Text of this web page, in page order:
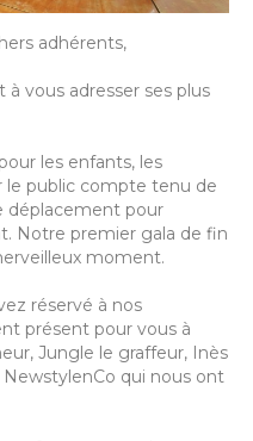
adhérents,
vous adresser ses plus
les enfants, les
public compte tenu de
déplacement pour
Notre premier gala de fin
moment.
réservé à nos
présent pour vous à
Jungle le graffeur, Inès
qui nous ont